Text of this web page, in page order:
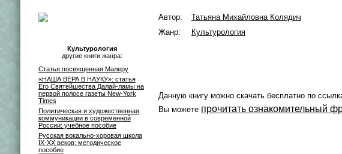
Культурология
другие книги жанра:
Статья посвященная Малеру
«НАША ВЕРА В НАУКУ»: статья
Его Святейшества Далай-ламы на
первой полосе газеты New-York
Times
Политическая и художественная
коммуникации в современной
России: учебное пособие
Русская вокально-хоровая школа
IX-XX веков: методическое
пособие
Автор:
Татьяна Михайловна Колядич
Жанр:
Культурология
Данную книгу можно скачать бесплатно по
Вы можете прочитать ознакомительный